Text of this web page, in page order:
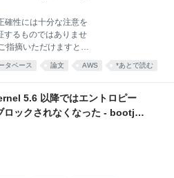
り、そこを改善した
ごい？ Redis/Redis
プリケーションを用
クラッシュ後のフェ
ョンする場合に、分散
リーに選出されるノ
確性には十分な注意を
するものではありませ
指摘いただけますと幸
Aurora が固定インス
の自動スケールを実現
Aurora Serverless v1
v2 で解決に至
のアーキテクチャ v1
によりServerlessを
タベース 論文 AWS *あとで読む
5.6 以降ではエントロピー
ロックされなくなった - bootjp